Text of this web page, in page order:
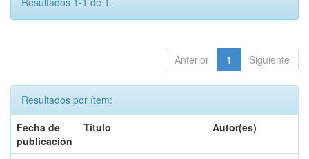
Anterior 1 Siguiente
Resultados por ítem:
Fecha de
publicación
Título Autor(es)